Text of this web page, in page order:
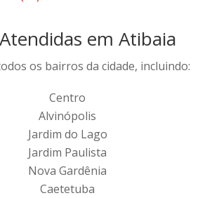
em Atibaia
os bairros da cidade, incluindo:
Centro
Alvinópolis
Jardim do Lago
Jardim Paulista
Nova Gardênia
Caetetuba